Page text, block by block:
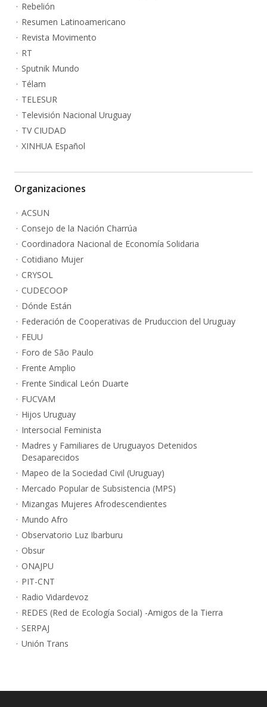
Rebelión
Resumen Latinoamericano
Revista Movimento
RT
Sputnik Mundo
Télam
TELESUR
Televisión Nacional Uruguay
TV CIUDAD
XINHUA Español
Organizaciones
ACSUN
Consejo de la Nación Charrúa
Coordinadora Nacional de Economía Solidaria
Cotidiano Mujer
CRYSOL
CUDECOOP
Dónde Están
Federación de Cooperativas de Pruduccion del Uruguay
FEUU
Foro de São Paulo
Frente Amplio
Frente Sindical León Duarte
FUCVAM
Hijos Uruguay
Intersocial Feminista
Madres y Familiares de Uruguayos Detenidos
Desaparecidos
Mapeo de la Sociedad Civil (Uruguay)
Mercado Popular de Subsistencia (MPS)
Mizangas Mujeres Afrodescendientes
Mundo Afro
Observatorio Luz Ibarburu
Obsur
ONAJPU
PIT-CNT
Radio Vidardevoz
REDES (Red de Ecología Social) -Amigos de la Tierra
SERPAJ
Unión Trans